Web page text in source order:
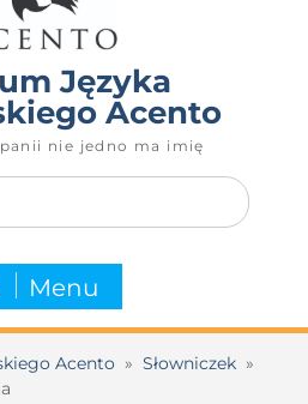
Języka
Acento
nie jedno ma imię
Menu
Acento » Słowniczek »